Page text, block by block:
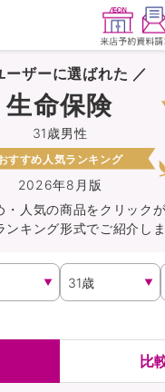
ングから探す
比較する
社から探す
カード会員さま専用保
ペーン一覧
ングループ従業員さま
ーザーに選ばれた ／
2026年8月版
31歳男性
生命保険
すすめ人気ランキング
・人気の商品をクリックが
ンキング形式でご紹介しま
比